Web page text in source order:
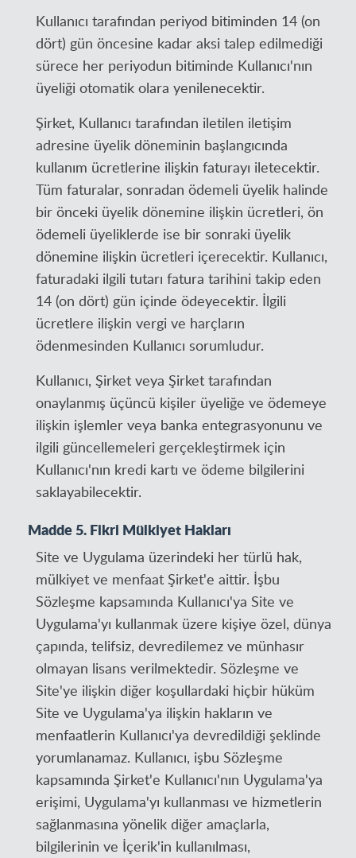
Kullanıcı tarafından periyod bitiminden 14 (on
dört) gün öncesine kadar aksi talep edilmediği
sürece her periyodun bitiminde Kullanıcı'nın
üyeliği otomatik olara yenilenecektir.
Şirket, Kullanıcı tarafından iletilen iletişim
adresine üyelik döneminin başlangıcında
kullanım ücretlerine ilişkin faturayı iletecektir.
Tüm faturalar, sonradan ödemeli üyelik halinde
bir önceki üyelik dönemine ilişkin ücretleri, ön
ödemeli üyeliklerde ise bir sonraki üyelik
dönemine ilişkin ücretleri içerecektir. Kullanıcı,
faturadaki ilgili tutarı fatura tarihini takip eden
14 (on dört) gün içinde ödeyecektir. İlgili
ücretlere ilişkin vergi ve harçların
ödenmesinden Kullanıcı sorumludur.
Kullanıcı, Şirket veya Şirket tarafından
onaylanmış üçüncü kişiler üyeliğe ve ödemeye
ilişkin işlemler veya banka entegrasyonunu ve
ilgili güncellemeleri gerçekleştirmek için
Kullanıcı'nın kredi kartı ve ödeme bilgilerini
saklayabilecektir.
Madde 5. Fikri Mülkiyet Hakları
Site ve Uygulama üzerindeki her türlü hak,
mülkiyet ve menfaat Şirket'e aittir. İşbu
Sözleşme kapsamında Kullanıcı'ya Site ve
Uygulama'yı kullanmak üzere kişiye özel, dünya
çapında, telifsiz, devredilemez ve münhasır
olmayan lisans verilmektedir. Sözleşme ve
Site'ye ilişkin diğer koşullardaki hiçbir hüküm
Site ve Uygulama'ya ilişkin hakların ve
menfaatlerin Kullanıcı'ya devredildiği şeklinde
yorumlanamaz. Kullanıcı, işbu Sözleşme
kapsamında Şirket'e Kullanıcı'nın Uygulama'ya
erişimi, Uygulama'yı kullanması ve hizmetlerin
sağlanmasına yönelik diğer amaçlarla,
bilgilerinin ve İçerik'in kullanılması,